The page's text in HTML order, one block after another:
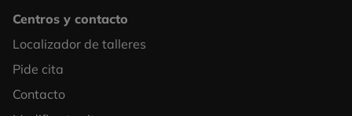
Centros y contacto
Footer
Column
Localizador de talleres
Pide cita
Contacto